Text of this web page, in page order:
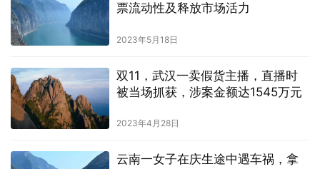
票流动性及释放市场活力
2023年5月18日
双11，武汉一卖假货主播，直播时
被当场抓获，涉案金额达1545万元
2023年4月28日
云南一女子在庆生途中遇车祸，拿